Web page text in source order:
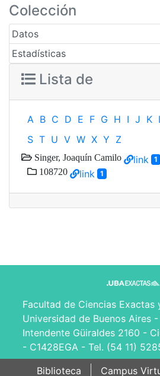
Colección
Datos
Estadísticas
Lista de
A B C D E F G H I J K
S T U V W X Y Z
Singer, Joaquín Camilo link 1
108720 link 1
Facultad de Ciencias Exactas
Universidad de Buenos Aires
Intendente Güiraldes 2160 -
- C1428EGA - Tel. (54 11)
Biblioteca
Campus